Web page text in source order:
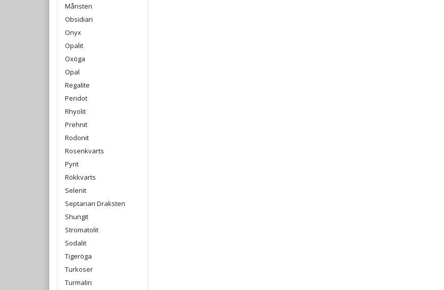
Månsten
Obsidian
Onyx
Opalit
Oxöga
Opal
Regalite
Peridot
Rhyolit
Prehnit
Rodonit
Rosenkvarts
Pyrit
Rökkvarts
Selenit
Septarian Draksten
Shungit
Stromatolit
Sodalit
Tigeröga
Turkoser
Turmalin